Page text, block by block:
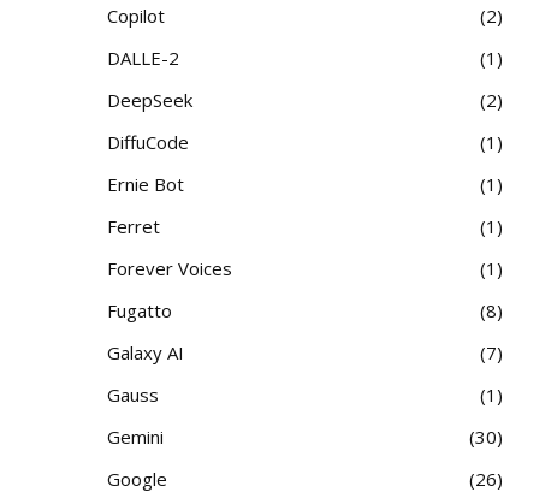
Copilot
2
DALLE-2
1
DeepSeek
2
DiffuCode
1
Ernie Bot
1
Ferret
1
Forever Voices
1
Fugatto
8
Galaxy AI
7
Gauss
1
Gemini
30
Google
26